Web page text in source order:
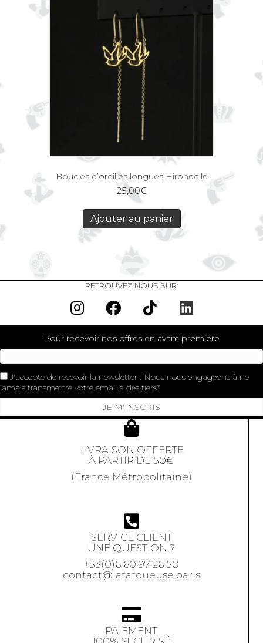
Boucles d’oreilles longues Hirondelle
25,00€
Ajouter au panier
RETROUVEZ NOUS SUR:
Pour recevoir nos offres en avant première
J'accepte de recevoir la newsletter . Nous nous engageons à ne
jamais transmettre votre email à des tiers
JE M'INSCRIS
LIVRAISON OFFERTE
À PARTIR DE 50€
(France Métropolitaine)
SERVICE CLIENT
UNE QUESTION ?
+33(0)6 60 97 26 50
contact@latatoueuse.paris
PAIEMENT